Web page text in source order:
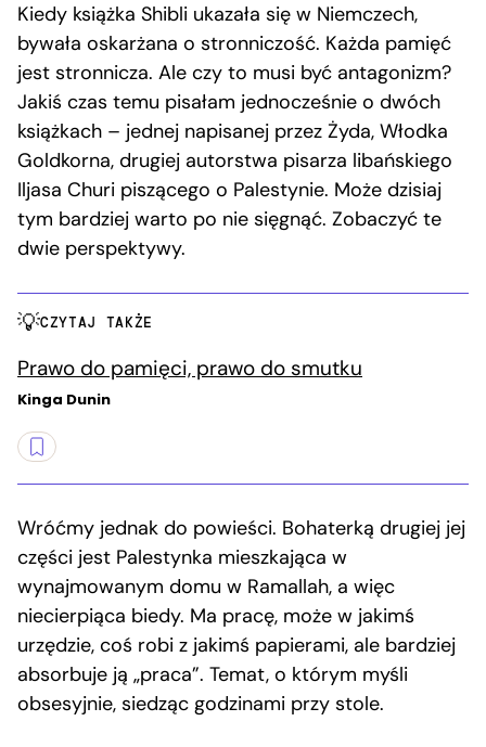
Kiedy książka Shibli ukazała się w Niemczech,
bywała oskarżana o stronniczość. Każda pamięć
jest stronnicza. Ale czy to musi być antagonizm?
Jakiś czas temu pisałam jednocześnie o dwóch
książkach – jednej napisanej przez Żyda, Włodka
Goldkorna, drugiej autorstwa pisarza libańskiego
Iljasa Churi piszącego o Palestynie. Może dzisiaj
tym bardziej warto po nie sięgnąć. Zobaczyć te
dwie perspektywy.
CZYTAJ TAKŻE
Prawo do pamięci, prawo do smutku
Kinga Dunin
Wróćmy jednak do powieści. Bohaterką drugiej jej
części jest Palestynka mieszkająca w
wynajmowanym domu w Ramallah, a więc
niecierpiąca biedy. Ma pracę, może w jakimś
urzędzie, coś robi z jakimś papierami, ale bardziej
absorbuje ją „praca”. Temat, o którym myśli
obsesyjnie, siedząc godzinami przy stole.